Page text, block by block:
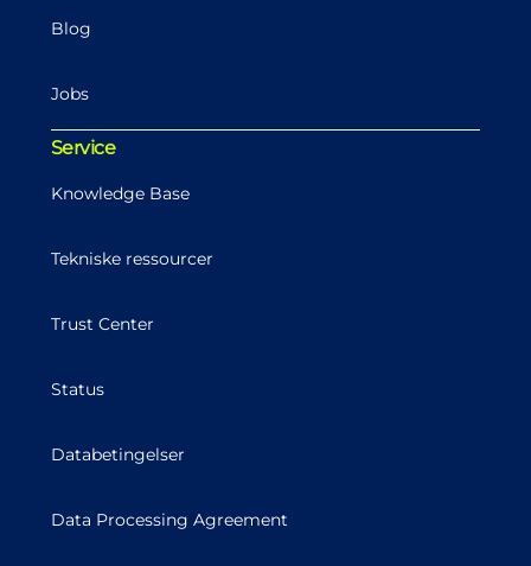
Blog
Jobs
Service
Knowledge Base
Tekniske ressourcer
Trust Center
Status
Databetingelser
Data Processing Agreement